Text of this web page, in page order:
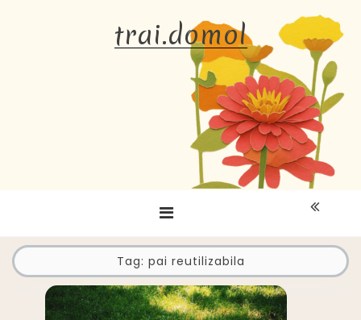
trai.domol
Tag: pai reutilizabila